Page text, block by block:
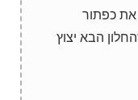
כפתור
עד שהחלון הבא יצוץ